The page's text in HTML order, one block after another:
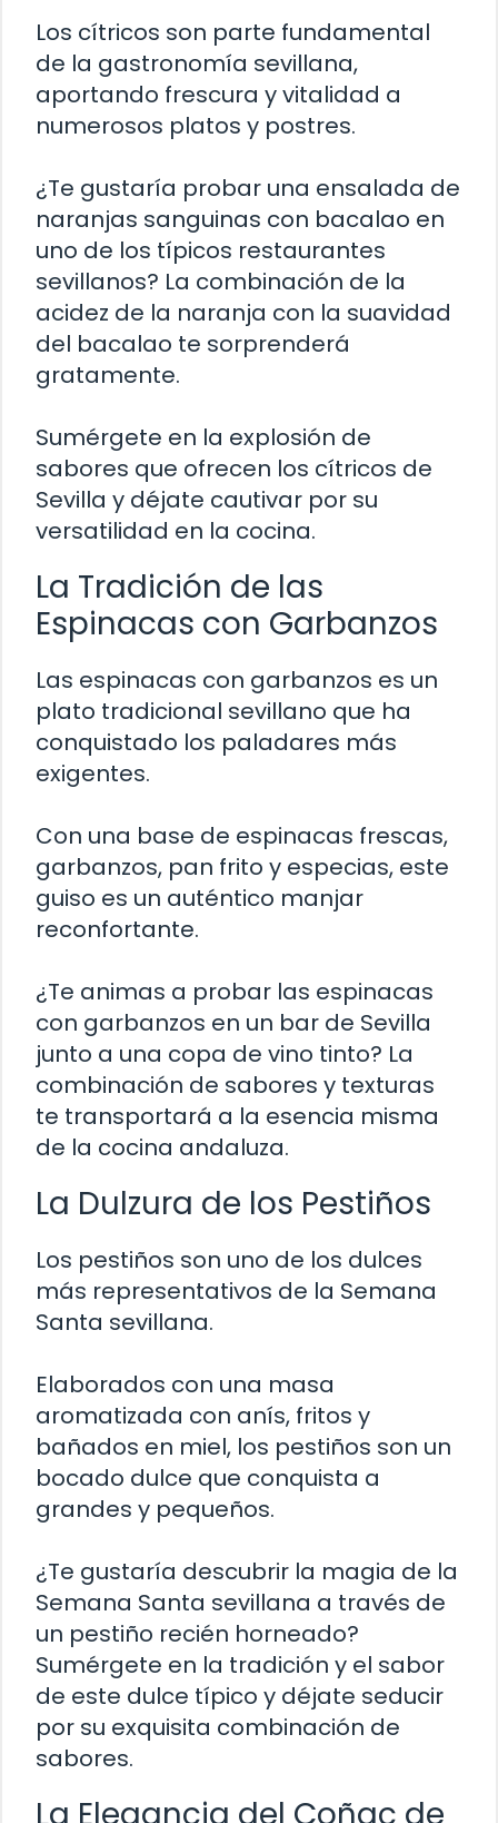
Los cítricos son parte fundamental
de la gastronomía sevillana,
aportando frescura y vitalidad a
numerosos platos y postres.
¿Te gustaría probar una ensalada de
naranjas sanguinas con bacalao en
uno de los típicos restaurantes
sevillanos? La combinación de la
acidez de la naranja con la suavidad
del bacalao te sorprenderá
gratamente.
Sumérgete en la explosión de
sabores que ofrecen los cítricos de
Sevilla y déjate cautivar por su
versatilidad en la cocina.
La Tradición de las
Espinacas con Garbanzos
Las espinacas con garbanzos es un
plato tradicional sevillano que ha
conquistado los paladares más
exigentes.
Con una base de espinacas frescas,
garbanzos, pan frito y especias, este
guiso es un auténtico manjar
reconfortante.
¿Te animas a probar las espinacas
con garbanzos en un bar de Sevilla
junto a una copa de vino tinto? La
combinación de sabores y texturas
te transportará a la esencia misma
de la cocina andaluza.
La Dulzura de los Pestiños
Los pestiños son uno de los dulces
más representativos de la Semana
Santa sevillana.
Elaborados con una masa
aromatizada con anís, fritos y
bañados en miel, los pestiños son un
bocado dulce que conquista a
grandes y pequeños.
¿Te gustaría descubrir la magia de la
Semana Santa sevillana a través de
un pestiño recién horneado?
Sumérgete en la tradición y el sabor
de este dulce típico y déjate seducir
por su exquisita combinación de
sabores.